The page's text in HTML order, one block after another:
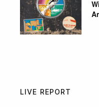
LIVE REPORT